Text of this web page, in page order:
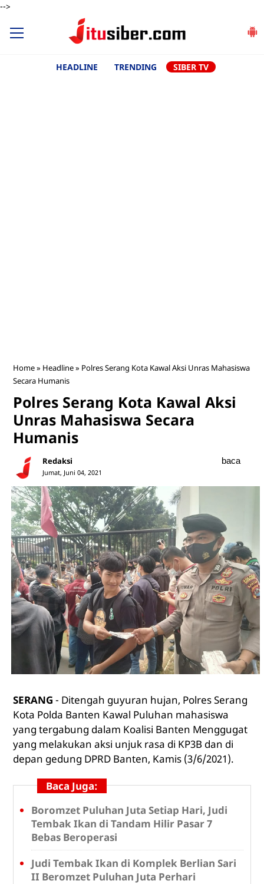
-->
HEADLINE TRENDING SIBER TV
Home» Headline» Polres Serang Kota Kawal Aksi Unras Mahasiswa
Secara Humanis
Polres Serang Kota Kawal Aksi
Unras Mahasiswa Secara
Humanis
Redaksi
Jumat, Juni 04, 2021
baca
SERANG - Ditengah guyuran hujan, Polres Serang
Kota Polda Banten Kawal Puluhan mahasiswa
yang tergabung dalam Koalisi Banten Menggugat
yang melakukan aksi unjuk rasa di KP3B dan di
depan gedung DPRD Banten, Kamis (3/6/2021).
Baca Juga:
Boromzet Puluhan Juta Setiap Hari, Judi
Tembak Ikan di Tandam Hilir Pasar 7
Bebas Beroperasi
Judi Tembak Ikan di Komplek Berlian Sari
II Beromzet Puluhan Juta Perhari